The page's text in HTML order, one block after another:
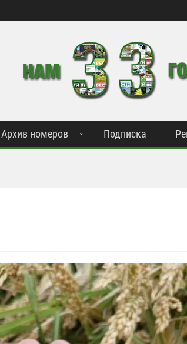
Архив номеров Подписка